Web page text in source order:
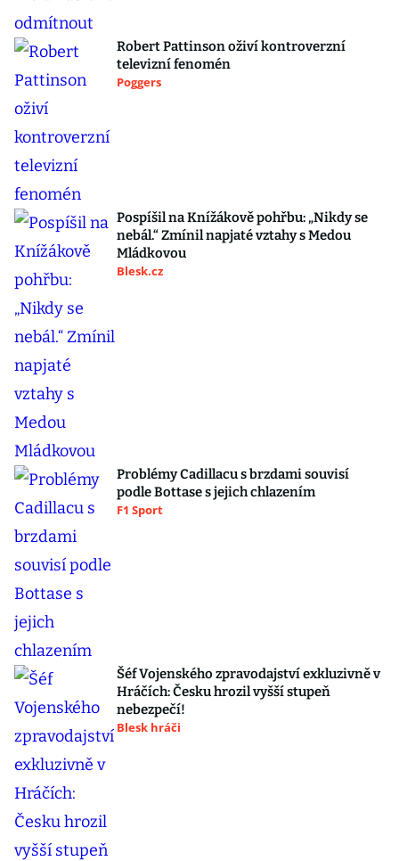
Robert Pattinson oživí kontroverzní
televizní fenomén
Poggers
Pospíšil na Knížákově pohřbu: „Nikdy se
nebál.“ Zmínil napjaté vztahy s Medou
Mládkovou
Blesk.cz
Problémy Cadillacu s brzdami souvisí
podle Bottase s jejich chlazením
F1 Sport
Šéf Vojenského zpravodajství exkluzivně v
Hráčích: Česku hrozil vyšší stupeň
nebezpečí!
Blesk hráči